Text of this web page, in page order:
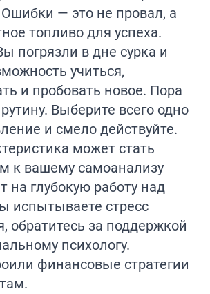
— это не провал, а
топливо для успеха.
погрязли в дне сурка и
учиться,
и пробовать новое. Пора
Выберите всего одно
и смело действуйте.
может стать
к вашему самоанализу
на глубокую работу над
испытываете стресс
обратитесь за поддержкой
психологу.
финансовые стратегии
.